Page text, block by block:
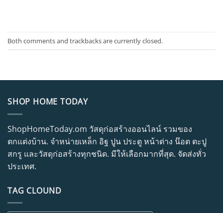
Both comments and trackbacks are currently closed.
SHOP HOME TODAY
ShopHomeToday.om วัสดุก่อสร้างออนไลน์ รวมของ
ตกแต่งบ้าน. จำหน่ายเหล็ก อิฐ ปูน ประตู หน้าต่าง น๊อต ตะปู
สกรู และวัสดุก่อสร้างทุกชนิด. มีให้เลือกมากที่สุด. จัดส่งทั่ว
ประเทศ.
TAG CLOUND